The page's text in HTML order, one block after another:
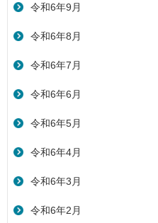
令和6年9月
令和6年8月
令和6年7月
令和6年6月
令和6年5月
令和6年4月
令和6年3月
令和6年2月